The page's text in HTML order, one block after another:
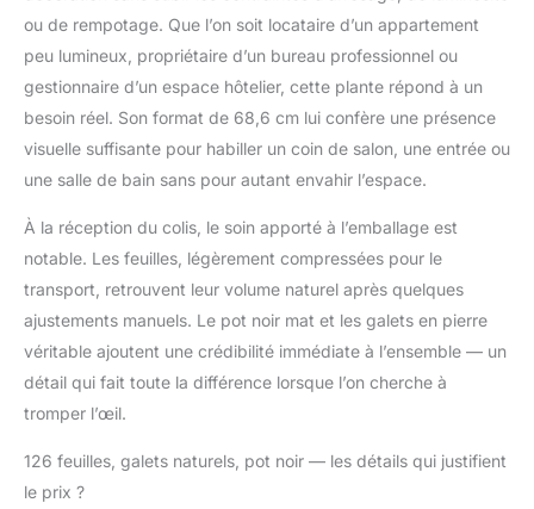
rivière, le design
va très bien à l'intérieur
ou à l'extérieur. Une
véritable plante sans
entretien : profitez de
d'avoir une belle
grande plante d'agave
synthétique tout au
long de l'année sans
avoir à arroser ou
élaguer. C'est le
stimulateur d'ambiance
qui mènent une vie
tout simplement pas le
ou de rempotage. Que l’on soit locataire d’un appartement
peu lumineux, propriétaire d’un bureau professionnel ou
gestionnaire d’un espace hôtelier, cette plante répond à un
besoin réel. Son format de 68,6 cm lui confère une présence
visuelle suffisante pour habiller un coin de salon, une entrée ou
une salle de bain sans pour autant envahir l’espace.
À la réception du colis, le soin apporté à l’emballage est
notable. Les feuilles, légèrement compressées pour le
transport, retrouvent leur volume naturel après quelques
ajustements manuels. Le pot noir mat et les galets en pierre
véritable ajoutent une crédibilité immédiate à l’ensemble — un
détail qui fait toute la différence lorsque l’on cherche à
tromper l’œil.
126 feuilles, galets naturels, pot noir — les détails qui justifient
le prix ?